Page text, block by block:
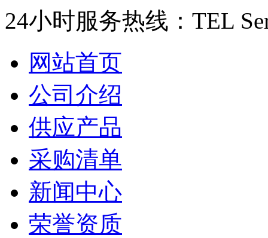
24小时服务热线： TEL
网站首页
公司介绍
供应产品
采购清单
新闻中心
荣誉资质